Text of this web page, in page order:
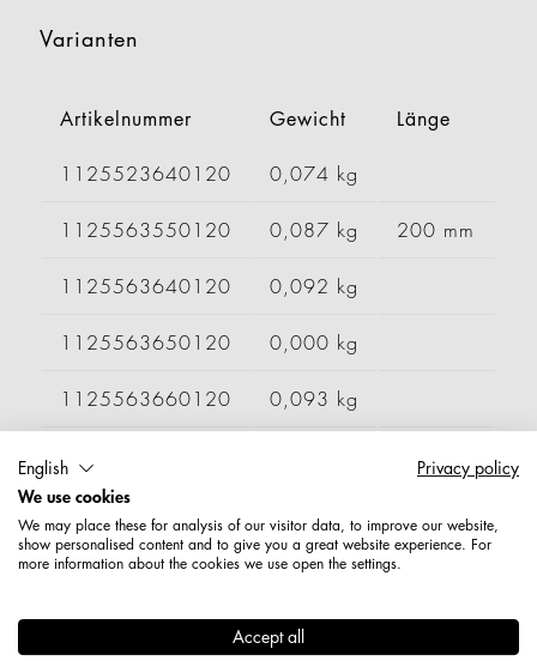
Varianten
Artikelnummer Gewicht Länge
1125523640120 0,074 kg
1125563550120 0,087 kg 200 mm
1125563640120 0,092 kg
1125563650120 0,000 kg
1125563660120 0,093 kg
1125563680120
1125563710120 0,097 kg
1125563720120 0,000 kg
English
Privacy policy
We use cookies
We may place these for analysis of our visitor data, to improve our website,
show personalised content and to give you a great website experience. For
more information about the cookies we use open the settings.
Accept all